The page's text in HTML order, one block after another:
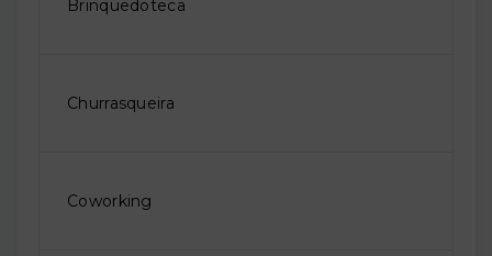
Brinquedoteca
Churrasqueira
Coworking